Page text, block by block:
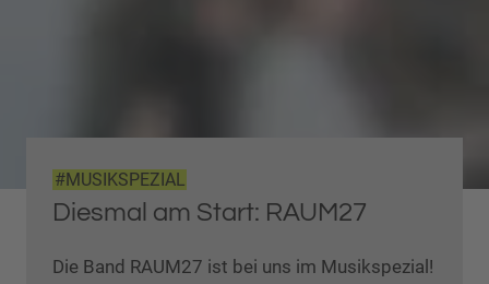
#MUSIKSPEZIAL
Diesmal am Start: RAUM27
Die Band RAUM27 ist bei uns im Musikspezial!